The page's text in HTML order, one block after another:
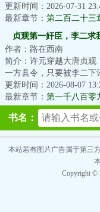
法，在大明越是想干事业
就越快，屎...
更新时间：2026-07-31
最新章节： 第二百二十三
贞观第一奸臣，李二求
职！
作者：路在西南
简介：许元穿越大唐贞观
一方县令，只要被李二下
死，就能回到现代，走上
峰。于是他上书李...
更新时间：2026-08-07
最新章节： 第一千八百零
书名：
本站若有图片广告属于第三
Copyright ©